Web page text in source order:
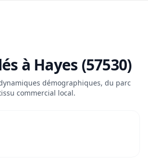
à Hayes (57530)
démographiques, du parc
commercial local.